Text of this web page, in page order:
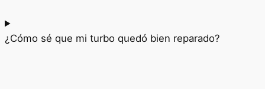
¿Cómo sé que mi turbo quedó bien reparado?